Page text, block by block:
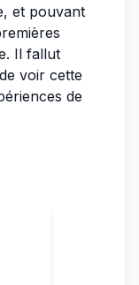
et pouvant
Il fallut
voir cette
de